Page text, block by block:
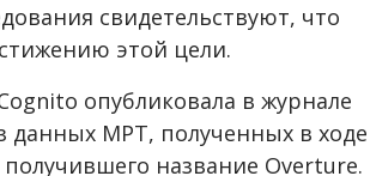
свидетельствуют, что
этой цели.
опубликовала в журнале
данных МРТ, полученных в ходе
название Overture.